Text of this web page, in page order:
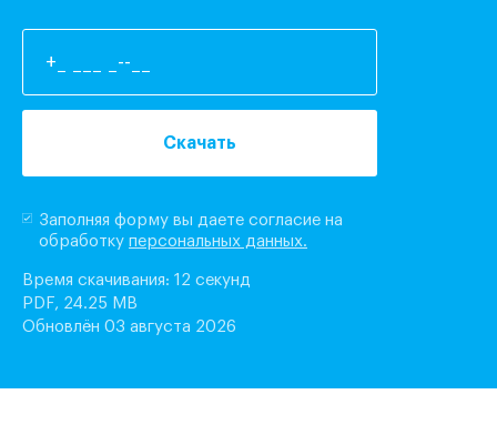
Скачать
Заполняя форму вы даете согласие на
обработку персональных данных.
Время скачивания: 12 секунд
PDF, 24.25 MB
Обновлён 03 августа 2026